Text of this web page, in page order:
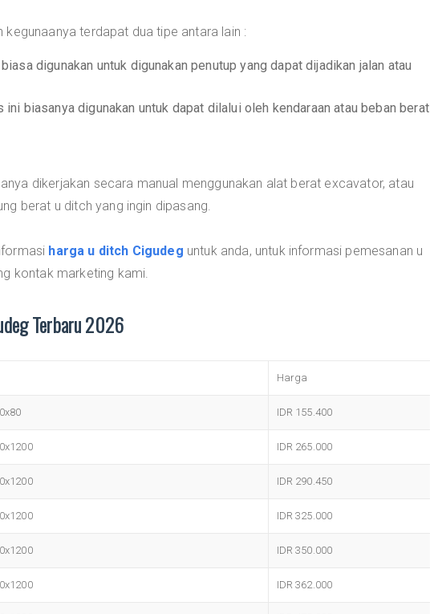
kegunaanya terdapat dua tipe antara lain :
digunakan untuk digunakan penutup yang dapat dijadikan jalan atau
ini biasanya digunakan untuk dapat dilalui oleh kendaraan atau beban berat
dikerjakan secara manual menggunakan alat berat excavator, atau
berat u ditch yang ingin dipasang.
harga u ditch Cigudeg untuk anda, untuk informasi pemesanan u
kontak marketing kami.
Terbaru 2026
Harga
IDR 155.400
IDR 265.000
IDR 290.450
IDR 325.000
IDR 350.000
IDR 362.000